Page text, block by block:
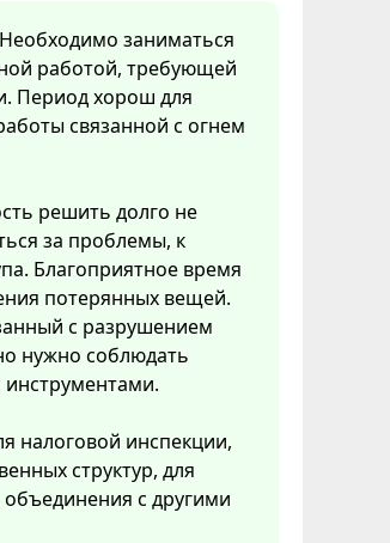
заниматься
работой, требующей
Период хорош для
связанной с огнем
решить долго не
за проблемы, к
Благоприятное время
потерянных вещей.
с разрушением
нужно соблюдать
налоговой инспекции,
структур, для
с другими